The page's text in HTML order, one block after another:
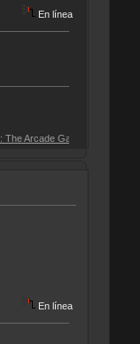
En línea
[Imagen CD]
En línea